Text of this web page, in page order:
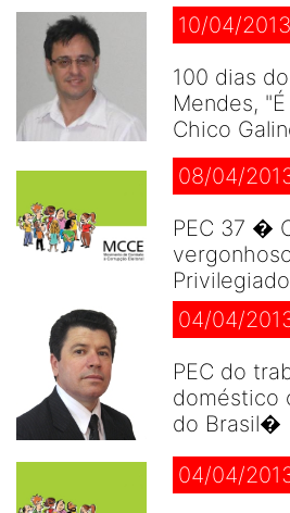
10/04/2013
100 dias
Mendes,
Chico
08/04/
PEC 37 �
04/04/
PEC do
doméstico
do Brasil�
04/04/